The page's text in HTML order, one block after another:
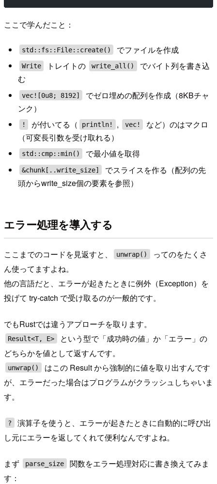
ここで学んだこと：
std::fs::File::create() でファイルを作成
Write トレイトの write_all()
でバイト列を書き込
む
vec![0u8; 8192]
でゼロ埋めの配列を作成（8KBチャ
ンク）
! が付いてる（ println! , vec!
など）のはマクロ
（可変長引数を受け取れる）
std::cmp::min() で最小値を取得
&chunk[..write_size]
でスライスを作る（配列の先
頭からwrite_size個の要素を参照）
エラー処理を導入する
ここまでのコードを見返すと、 unwrap()
ってのをたくさ
ん使ってますよね。
他の言語だと、エラーが起きたときに例外（Exception）を
投げて try-catch で受け取るのが一般的です。
でもRustでは違うアプローチを取ります。
Result<T, E>
という型で「成功時の値」か「エラー」の
どちらかを値として返すんです。
unwrap()
はこの Result から強制的に値を取り出すんです
が、エラーだった場合はプログラムがクラッシュしちゃいま
す。
?
演算子を使うと、エラーが起きたときに自動的に呼び出
し元にエラーを返してくれて便利なんですよね。
まず parse_size
関数をエラー処理対応に書き換えてみま
す：